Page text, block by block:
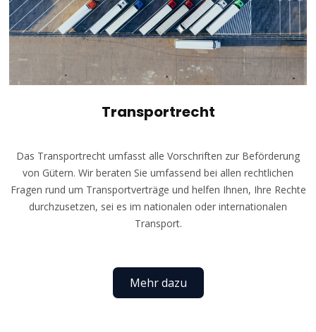
Transportrecht
Das Transportrecht umfasst alle Vorschriften zur Beförderung
von Gütern. Wir beraten Sie umfassend bei allen rechtlichen
Fragen rund um Transportverträge und helfen Ihnen, Ihre Rechte
durchzusetzen, sei es im nationalen oder internationalen
Transport.
Mehr dazu